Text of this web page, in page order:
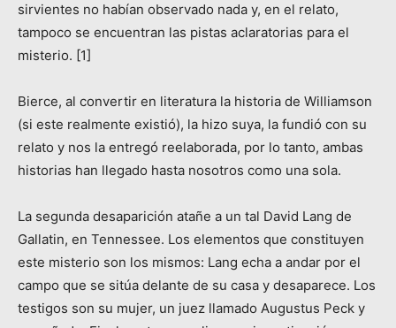
sirvientes no habían observado nada y, en el relato,
tampoco se encuentran las pistas aclaratorias para el
misterio. [1]
Bierce, al convertir en literatura la historia de Williamson
(si este realmente existió), la hizo suya, la fundió con su
relato y nos la entregó reelaborada, por lo tanto, ambas
historias han llegado hasta nosotros como una sola.
La segunda desaparición atañe a un tal David Lang de
Gallatin, en Tennessee. Los elementos que constituyen
este misterio son los mismos: Lang echa a andar por el
campo que se sitúa delante de su casa y desaparece. Los
testigos son su mujer, un juez llamado Augustus Peck y